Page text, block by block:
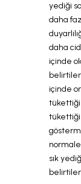
yediği
daha
daha
içinde
içinde
tükettiği
tükettiği
sık